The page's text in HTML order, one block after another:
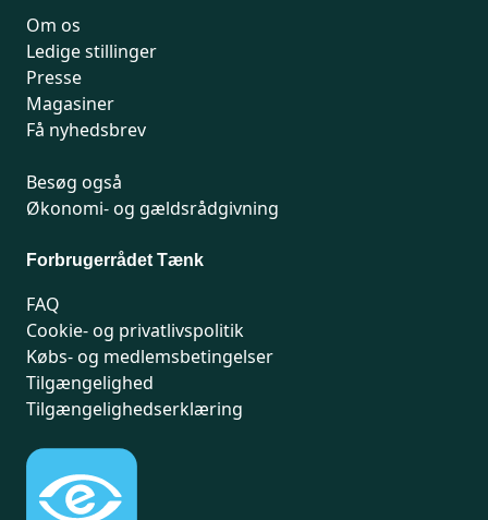
Om os
Ledige stillinger
Presse
Magasiner
Få nyhedsbrev
Besøg også
Økonomi- og gældsrådgivning
Forbrugerrådet Tænk
FAQ
Cookie- og privatlivspolitik
Købs- og medlemsbetingelser
Tilgængelighed
Tilgængelighedserklæring